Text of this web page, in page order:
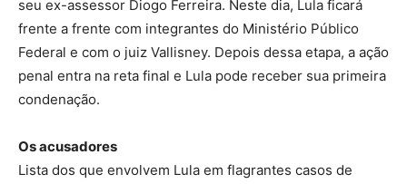
seu ex-assessor Diogo Ferreira. Neste dia, Lula ficará
frente a frente com integrantes do Ministério Público
Federal e com o juiz Vallisney. Depois dessa etapa, a ação
penal entra na reta final e Lula pode receber sua primeira
condenação.
Os acusadores
Lista dos que envolvem Lula em flagrantes casos de